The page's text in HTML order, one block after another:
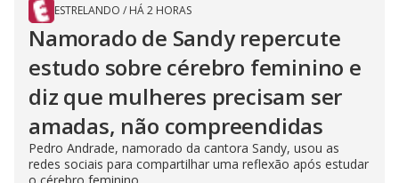
ESTRELANDO / HÁ 2 HORAS
Namorado de Sandy repercute
estudo sobre cérebro feminino e
diz que mulheres precisam ser
amadas, não compreendidas
Pedro Andrade, namorado da cantora Sandy, usou as
redes sociais para compartilhar uma reflexão após estudar